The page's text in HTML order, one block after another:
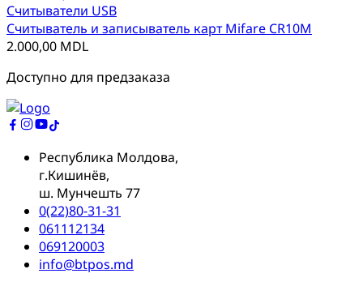
Cчитыватели USB
Считыватель и записыватель карт Mifare CR10M
2.000,00 MDL
Доступно для предзаказа
Республика Молдова,
г.Кишинёв,
ш. Мунчешть 77
0(22)80-31-31
061112134
069120003
info@btpos.md